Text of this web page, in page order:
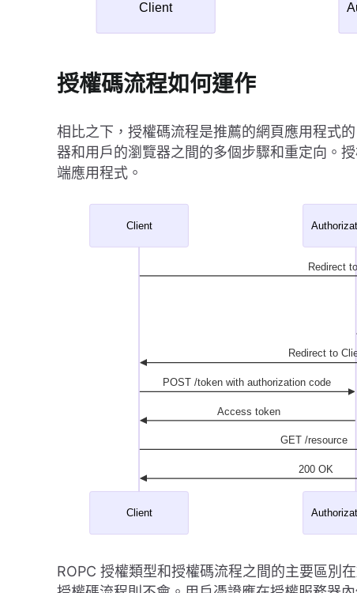
授權碼流程如何運作
相比之下，授權碼流程是推薦的網頁應用程式
器和用戶的瀏覽器之間的多個步驟和重定向。
端應用程式。
ROPC 授權類型和授權碼流程之間的主要區別